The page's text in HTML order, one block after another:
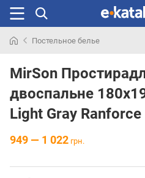
раньше
Постельное белье
MirSon
двоспальне
Light Gray Ranforce
949 — 1 022 грн.